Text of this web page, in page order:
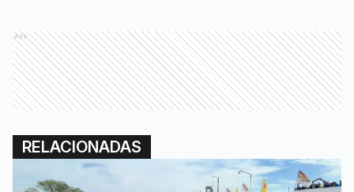
Ads
RELACIONADAS